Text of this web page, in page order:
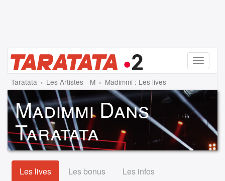
Menu
Taratata Les Artistes - M Madimmi : Les lives
Madimmi Dans
Taratata
Les lives Les bonus Les infos